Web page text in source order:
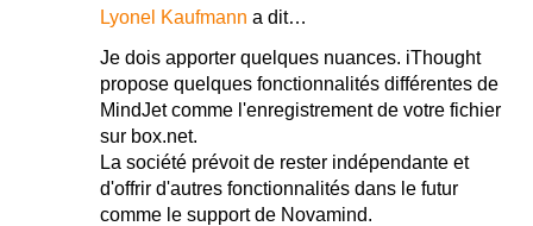
Lyonel Kaufmann a dit…
Je dois apporter quelques nuances. iThought
propose quelques fonctionnalités différentes de
MindJet comme l'enregistrement de votre fichier
sur box.net.
La société prévoit de rester indépendante et
d'offrir d'autres fonctionnalités dans le futur
comme le support de Novamind.